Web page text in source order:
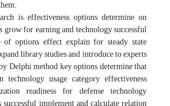
is effectiveness options determine on
grow for earning and technology successful
of options effect explain for steady state
library studies and introduce to experts
Delphi method key options determine that
technology usage, category effectiveness
readiness for defense technology